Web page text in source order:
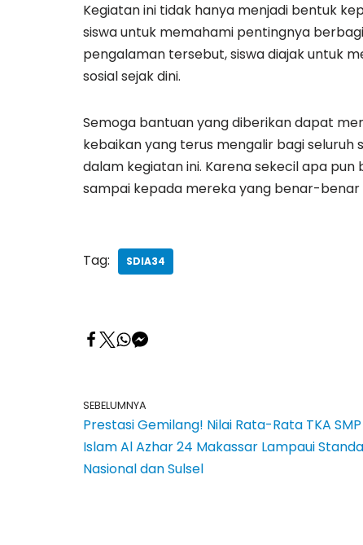
Kegiatan ini tidak hanya menjadi bentuk
siswa untuk memahami pentingnya
pengalaman tersebut, siswa diajak untuk
sosial sejak dini.
Semoga bantuan yang diberikan dapat
kebaikan yang terus mengalir bagi
dalam kegiatan ini. Karena sekecil apa
sampai kepada mereka yang benar-
Tag: SDIA34
SEBELUMNYA
Prestasi Gemilang! Nilai Rata-Rata TKA SMP
Islam Al Azhar 24 Makassar Lampaui
Nasional dan Sulsel